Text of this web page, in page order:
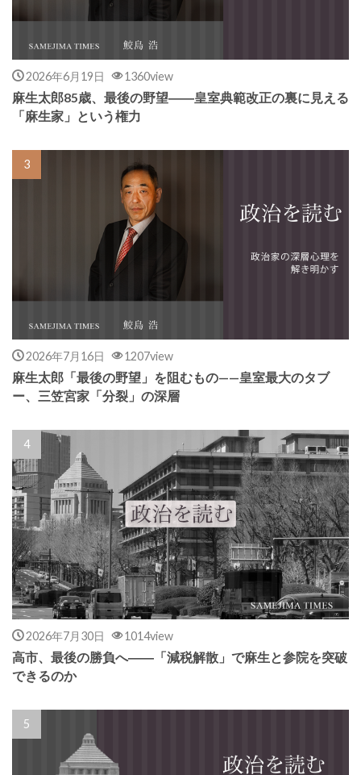
2026年6月19日 1360view
麻生太郎85歳、最後の野望――皇室典範改正の裏に見える
「麻生家」という権力
2026年7月16日 1207view
麻生太郎「最後の野望」を阻むもの——皇室最大のタブ
ー、三笠宮家「分裂」の深層
2026年7月30日 1014view
高市、最後の勝負へ――「減税解散」で麻生と参院を突破
できるのか